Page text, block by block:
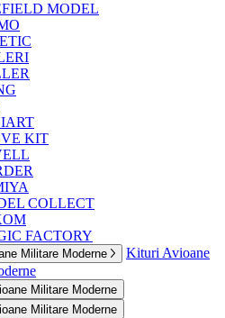
MODEL
KIT
COLLECT
FACTORY
Militare Moderne
Kituri Avioane
Militare Moderne
Militare Moderne